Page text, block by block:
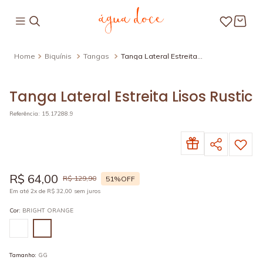
Biquínis Tangas
Tanga Lateral Estreita
Tanga Lateral Estreita Lisos Rustic
Referência: 15.17288.9
R$ 64,00 R$ 129,90 51%OFF
Em até 2x de R$ 32,00 sem juros
Cor: BRIGHT ORANGE
Tamanho: GG